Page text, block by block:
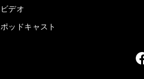
ビデオ
ポッドキャスト